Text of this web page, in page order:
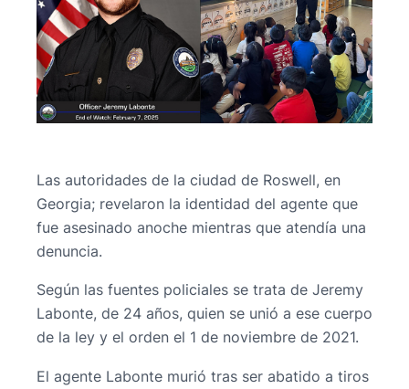
Las autoridades de la ciudad de Roswell, en
Georgia; revelaron la identidad del agente que
fue asesinado anoche mientras que atendía una
denuncia.
Según las fuentes policiales se trata de Jeremy
Labonte, de 24 años, quien se unió a ese cuerpo
de la ley y el orden el 1 de noviembre de 2021.
El agente Labonte murió tras ser abatido a tiros